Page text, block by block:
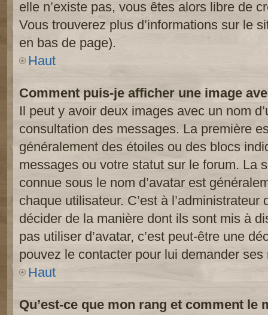
elle n’existe pas, vous êtes alors libre de
Vous trouverez plus d’informations sur le
en bas de page).
Haut
Comment puis-je afficher une image
Il peut y avoir deux images avec un nom
consultation des messages. La première
généralement des étoiles ou des blocs
messages ou votre statut sur le forum. La
connue sous le nom d’avatar est
chaque utilisateur. C’est à l’administrateur
décider de la manière dont ils sont mis à
pas utiliser d’avatar, c’est peut-être une
pouvez le contacter pour lui demander ses
Haut
Qu’est-ce que mon rang et comment le